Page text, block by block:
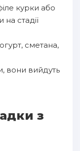
курки або
стадії
сметана,
вони вийдуть
з